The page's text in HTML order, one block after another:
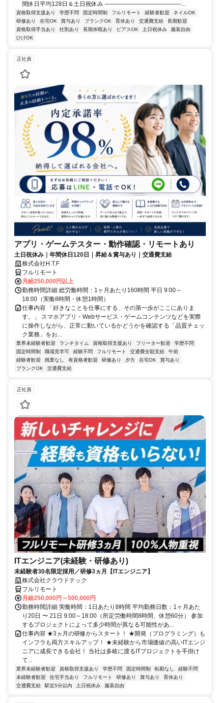
間休日平均128日＆土日祝休み ―――――――――――――...
資格取得支援あり 学歴不問 固定時間制 フルリモート 経験者歓迎
ネイルOK
研修あり
在宅OK 賞与あり ブランクOK 育休あり 交通費支給
長期歓迎
資格取得手当あり
社割あり 長期休暇あり ピアスOK 土日祝休み
服装自由
ひげOK
正社員
アプリ・ゲームテスター・動作確認・リモートあり
土日祝休み｜年間休日120日｜昇給＆賞与あり｜交通費支給
株式会社H.T.F
フルリモート
月給250,000円以上
勤務時間詳細 総労働時間：1ヶ月あたり160時間 平日 9:00～
18:00（実働8時間・休憩1時間）
仕事内容 「好きなことを仕事にする、その第一歩がここにありま
す。」 スマホアプリ・Webサービス・ゲームコンテンツなどを実際
に操作しながら、正常に動いているかどうかを確認する「品質チェッ
ク業務」をお...
業界未経験者歓迎 ランチタイム 資格取得支援あり フリーター歓迎
学歴不問
固定時間制
職場見学可 経験不問 フルリモート 交通費全額支給
午前
経験者歓迎
残業なし 有資格者歓迎 研修あり 夕方 在宅OK
賞与あり
ブランクOK
交通費支給
正社員
ITエンジニア(未経験・研修あり)
未経験者30名限定採用／研修3ヵ月【ITエンジニア】
株式会社クラウドテック
フルリモート
月給250,000円～500,000円
勤務時間詳細 実働時間：1日あたり8時間 平均勤務日数：1ヶ月あた
り20日 〜 21日 9:00～18:00（所定労働時間8時間、休憩60分） 参加
するプロジェクトによって多少時間が異なる可能性があ...
仕事内容 ★3ヵ月の研修からスタート！ ★開発（プログラミング）も
インフラも両方スキルアップ！ ★未経験から市場価値の高いITエンジ
ニアに成長できる会社！ 当社は多岐に渡るITプロジェクトを手掛け
て...
業界未経験者歓迎 資格取得支援あり 学歴不問 固定時間制 転勤なし
経験不問
未経験者歓迎
住宅手当あり フルリモート 研修あり 賞与あり
育休あり
交通費支給
駅近5分以内 土日祝休み 服装自由